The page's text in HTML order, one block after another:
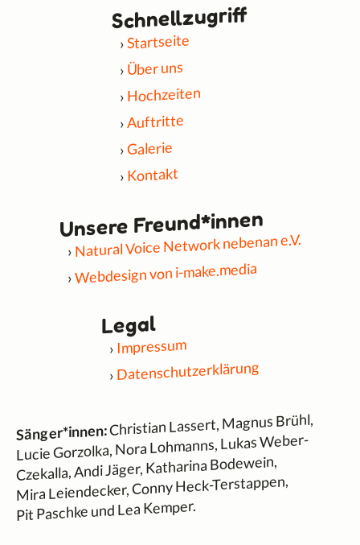
Schnell­zugriff
Startseite
Über uns
Hochzeiten
Auftritte
Galerie
Kontakt
Unsere Freund*innen
Natural Voice Network nebenan e.V.
Webdesign von i-make.media
Legal
Impressum
Datenschutzerklärung
Sänger*innen:Christian Lassert, Magnus Brühl,
Lucie Gorzolka, Nora Lohmanns, Lukas Weber-
Czekalla, Andi Jäger, Katharina Bodewein,
Mira Leiendecker, Conny Heck-Terstappen,
Pit Paschke und Lea Kemper.